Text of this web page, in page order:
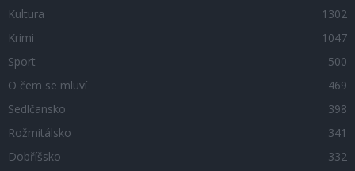
Kultura
1302
Krimi
1047
Sport
500
O čem se mluví
469
Sedlčansko
398
Rožmitálsko
341
Dobříšsko
332